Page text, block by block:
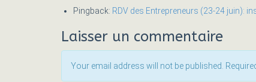
Pingback: RDV des Entrepreneurs (23-24 juin):
Laisser un commentaire
Your email address will not be published.